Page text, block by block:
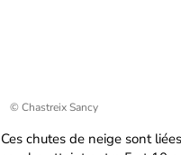
© Chastreix Sancy
Ces chutes de neige sont